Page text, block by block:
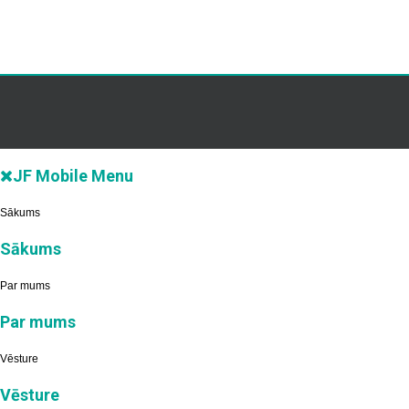
JF Mobile Menu
Sākums
Sākums
Par mums
Par mums
Vēsture
Vēsture